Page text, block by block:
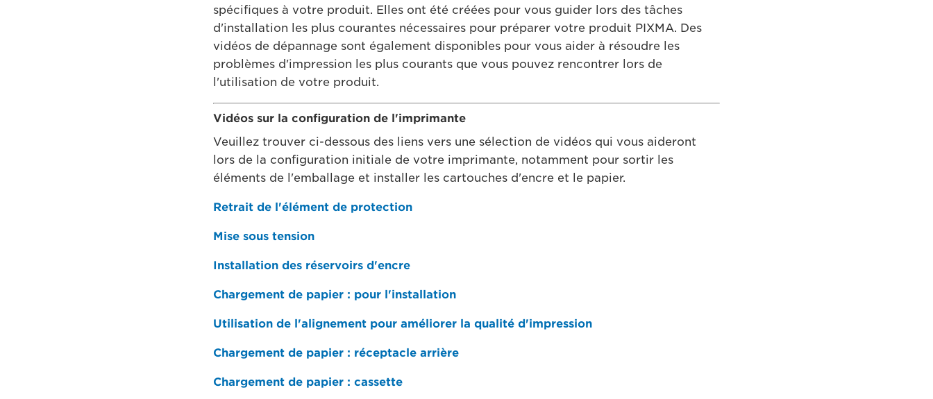
spécifiques à votre produit. Elles ont été créées pour vous guider lors des tâches
d'installation les plus courantes nécessaires pour préparer votre produit PIXMA. Des
vidéos de dépannage sont également disponibles pour vous aider à résoudre les
problèmes d'impression les plus courants que vous pouvez rencontrer lors de
l'utilisation de votre produit.
Vidéos sur la configuration de l'imprimante
Veuillez trouver ci-dessous des liens vers une sélection de vidéos qui vous aideront
lors de la configuration initiale de votre imprimante, notamment pour sortir les
éléments de l'emballage et installer les cartouches d'encre et le papier.
Retrait de l'élément de protection
Mise sous tension
Installation des réservoirs d'encre
Chargement de papier : pour l'installation
Utilisation de l'alignement pour améliorer la qualité d'impression
Chargement de papier : réceptacle arrière
Chargement de papier : cassette